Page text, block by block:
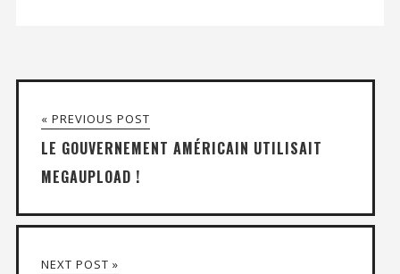
« PREVIOUS POST
LE GOUVERNEMENT AMÉRICAIN UTILISAIT
MEGAUPLOAD !
NEXT POST »